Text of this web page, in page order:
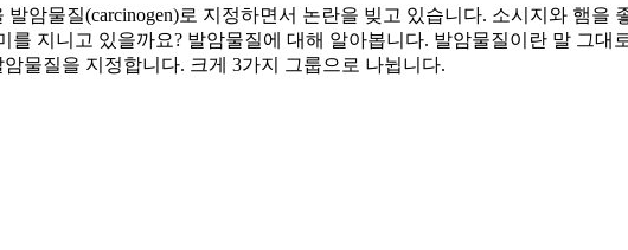
암물질(carcinogen)로 지정하면서 논란을 빚고 있습니다. 소시지와 햄
지니고 있을까요? 발암물질에 대해 알아봅니다. 발암물질이란 말 그대
물질을 지정합니다. 크게 3가지 그룹으로 나뉩니다.